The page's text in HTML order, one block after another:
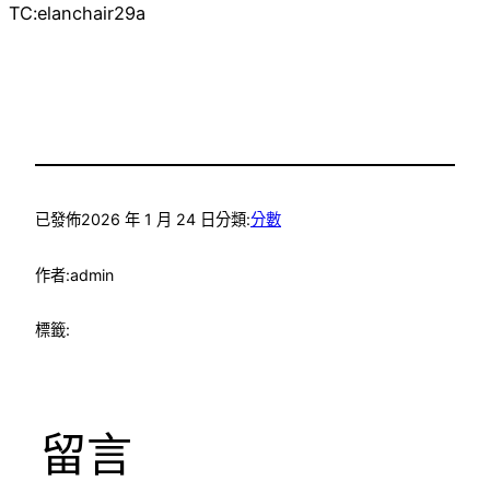
TC:elanchair29a
已發佈2026 年 1 月 24 日分類:分數
作者:admin
標籤:
留言